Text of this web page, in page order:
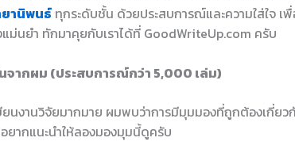
ยานิพนธ์ ทุกระดับชั้น ด้วยประสบการณ์และความใส่ใจ เ
นยำ ทักมาคุยกับเราได้ที่ GoodWriteUp.com ครับ
จากผม (ประสบการณ์กว่า 5,000 เล่ม)
ยนงานวิจัยมากมาย ผมพบว่าการมีมุมมองที่ถูกต้องเกี่ยว
ากแนะนำให้ลองมองมุมนี้ดูครับ